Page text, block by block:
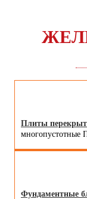
Плиты
многопустотные
Фундаментные